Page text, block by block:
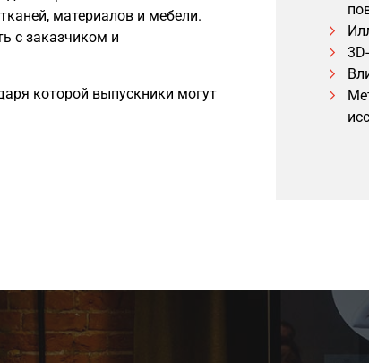
материалов и мебели.
с заказчиком и
которой выпускники могут